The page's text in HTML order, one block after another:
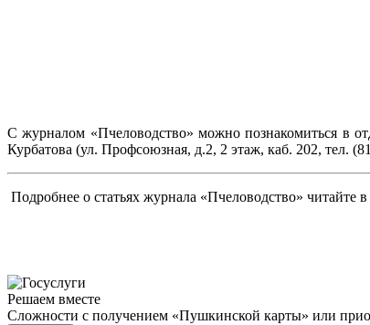
С журналом «Пчеловодство» можно познакомиться в
Курбатова (ул. Профсоюзная, д.2, 2 этаж, каб. 202, тел.
Подробнее о статьях журнала «Пчеловодство» читайте
Решаем вместе
Сложности с получением «Пушкинской карты» или